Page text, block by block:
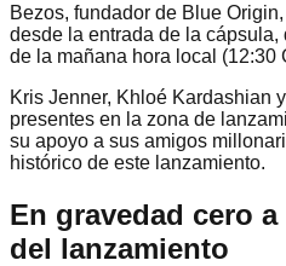
Bezos, fundador de Blue
desde la entrada de la
de la mañana hora local (12:30
Kris Jenner, Khloé Kardashian
presentes en la zona de
su apoyo a sus amigos
histórico de este lanzamiento.
En gravedad cero
del lanzamiento